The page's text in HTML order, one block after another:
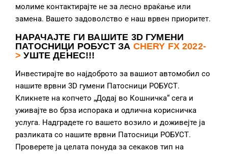
молиме контактирајте не за лесно враќање или
замена. Вашето задоволство е наш врвен приоритет.
НАРАЧАЈТЕ ГИ ВАШИТЕ 3D ГУМЕНИ
ПАТОСНИЦИ РОБУСТ ЗА CHERY FX 2022-
> УШТЕ ДЕНЕС!!!
Инвестирајте во најдоброто за вашиот автомобил со
нашите врвни 3D гумени Патосници РОБУСТ.
Кликнете на копчето „Додај во Кошничка“ сега и
уживајте во брза испорака и одлична корисничка
услуга. Надградете го вашето возило и доживејте ја
разликата со нашите врвни Патосници РОБУСТ.
Проверете ја целата понуда за секаков тип на